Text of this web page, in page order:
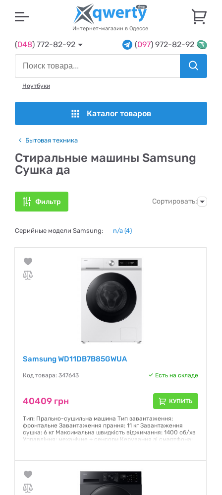
Интернет-магазин в Одессе
(048) 772-82-92 (097) 972-82-92
Ноутбуки
Каталог товаров
Бытовая техника
Стиральные машины Samsung
Сушка да
Фильтр Сортировать:
Серийные модели Samsung: n/a (4)
Samsung WD11DB7B85GWUA
Код товара: 347643 Есть на складе
40409 грн КУПИТЬ
Тип: Прально-сушильна машина Тип завантаження:
фронтальне Завантаження прання: 11 кг Завантаження
сушка: 6 кг Максимальна швидкість віджимання: 1400 об/хв
Управління: механічне + сенсори Керування зі смартфона:
600 x 850 x 600 мм Колір: білий
Гарантия: 12 месяцев